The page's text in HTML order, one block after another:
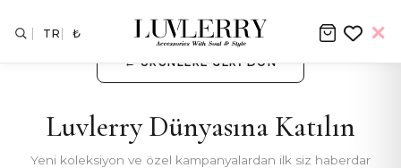
← ÜRÜNLERE GERI DÖN
Luvlerry Dünyasına Katılın
Yeni koleksiyon ve özel kampanyalardan ilk siz haberdar
TR ₺